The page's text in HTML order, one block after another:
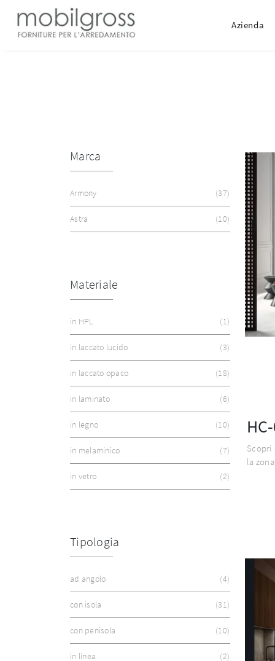
Azienda
Scopri
la
Marca
Armony 37
Astra 10
Materiale
in HPL 1
in laccato lucido 3
in laccato opaco 18
in laminato 6
in legno 10
in melaminico 7
in vetro 2
Tipologia
ad angolo 4
con isola 31
con penisola 10
in linea 2